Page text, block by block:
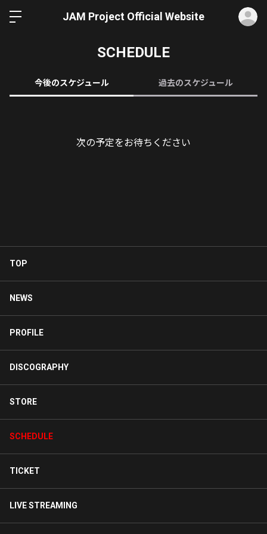
JAM Project Official Website
SCHEDULE
今後のスケジュール 過去のスケジュール
次の予定をお待ちください
TOP
NEWS
PROFILE
DISCOGRAPHY
STORE
SCHEDULE
TICKET
LIVE STREAMING